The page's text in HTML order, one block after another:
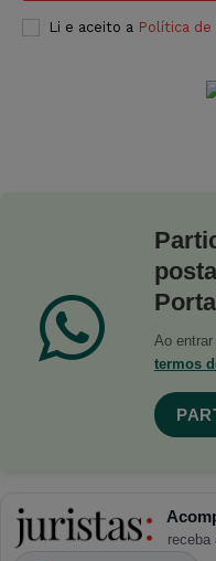
Li e aceito a Política de
Ao
termos